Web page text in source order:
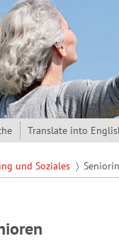
Translate into
und Soziales